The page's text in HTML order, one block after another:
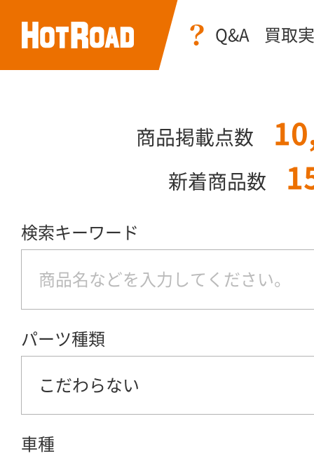
Q&A 買取
商品掲載点数
新着商品数
検索キーワード
パーツ種類
こだわらない
車種